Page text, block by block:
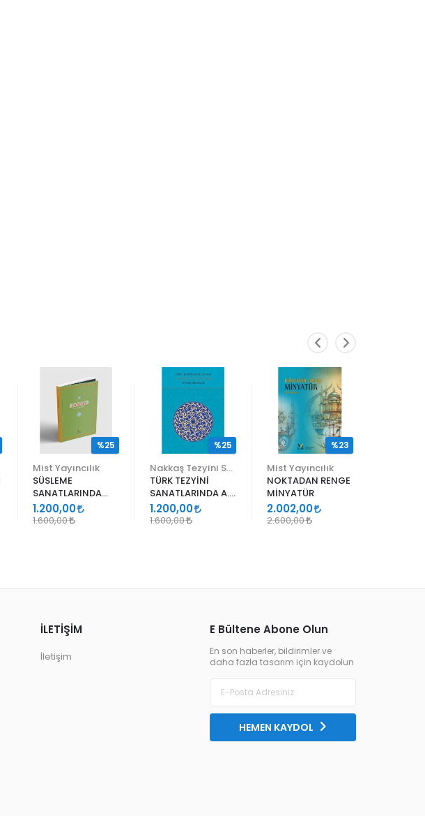
Mist Yayıncılık
SÜSLEME
SANATLARINDA
GEÇMELER
1.200,00
1.600,00
%25
TÜRK TEZYİNİ
SANATLARINDA A.
SÜHEYL ÜNVER VE
YENİ TERKİPLERİ
1.200,00
1.600,00
%25
Mist Yayıncılık
NOKTADAN RENGE
MİNYATÜR
2.002,00
2.600,00
%23
E Bültene Abone Olun
En son haberler, bildirimler ve
daha fazla tasarım için kaydolun
HEMEN KAYDOL
İLETİŞİM
İletişim